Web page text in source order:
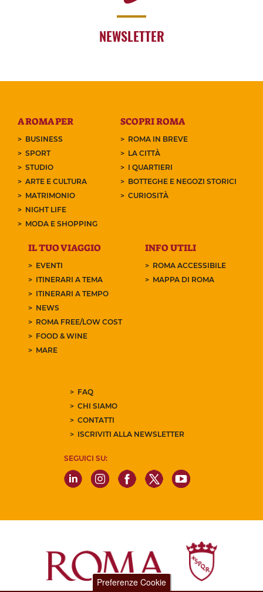
NEWSLETTER
A ROMA PER
BUSINESS
SPORT
STUDIO
ARTE E CULTURA
MATRIMONIO
NIGHT LIFE
MODA E SHOPPING
SCOPRI ROMA
ROMA IN BREVE
LA CITTÀ
I QUARTIERI
BOTTEGHE E NEGOZI STORICI
CURIOSITÀ
IL TUO VIAGGIO
EVENTI
ITINERARI A TEMA
ITINERARI A TEMPO
NEWS
ROMA FREE/LOW COST
FOOD & WINE
MARE
INFO UTILI
ROMA ACCESSIBILE
MAPPA DI ROMA
FAQ
CHI SIAMO
CONTATTI
ISCRIVITI ALLA NEWSLETTER
SEGUICI SU:
Preferenze Cookie